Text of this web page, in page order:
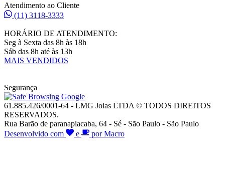
Atendimento ao Cliente
(11) 3118-3333
HORÁRIO DE ATENDIMENTO:
Seg à Sexta das 8h às 18h
Sáb das 8h até às 13h
MAIS VENDIDOS
Segurança
61.885.426/0001-64 - LMG Joias LTDA © TODOS DIREITOS
RESERVADOS.
Rua Barão de paranapiacaba, 64 - Sé - São Paulo - São Paulo
Desenvolvido com
e por Macro